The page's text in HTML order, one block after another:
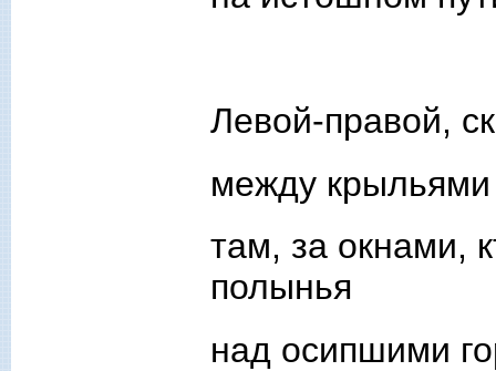
Левой-правой,
между крыльями
там, за окнами,
полынья
над осипшими